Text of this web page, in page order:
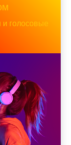
голосовые